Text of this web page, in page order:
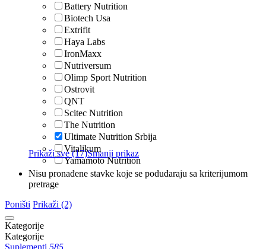
Battery Nutrition
Biotech Usa
Extrifit
Haya Labs
IronMaxx
Nutriversum
Olimp Sport Nutrition
Ostrovit
QNT
Scitec Nutrition
The Nutrition
Ultimate Nutrition Srbija
Vitalikum
Yamamoto Nutrition
Prikaži sve (17)Smanji prikaz
Nisu pronađene stavke koje se podudaraju sa kriterijumom
pretrage
Poništi Prikaži (2)
Kategorije
Kategorije
Suplementi 585